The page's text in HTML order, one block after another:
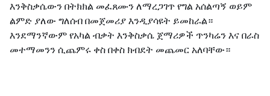
እንቅስቃሴውን በትክክል መፈጸሙን ለማረጋገጥ የግል አሰልጣኝ ወይም
ልምድ ያለው ግለሰብ በመጀመሪያ እንዲያሳዩት ይመከራል።
እንደማንኛውም የአካል ብቃት እንቅስቃሴ ጀማሪዎች ጥንካሬን እና በራስ
መተማመንን ሲጨምሩ ቀስ በቀስ ክብደት መጨመር አለባቸው።